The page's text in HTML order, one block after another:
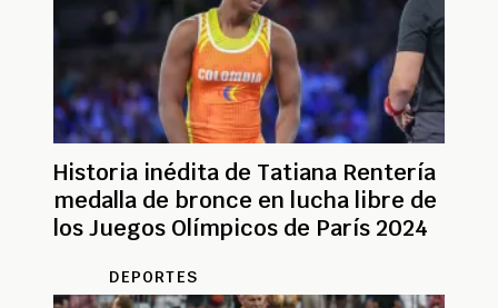
Historia inédita de Tatiana Rentería
medalla de bronce en lucha libre de
los Juegos Olímpicos de París 2024
DEPORTES